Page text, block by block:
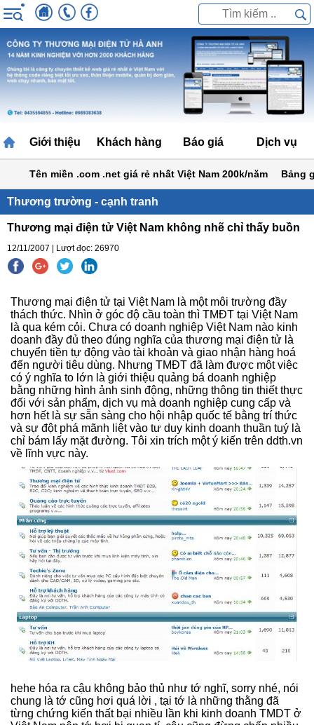
Giới thiệu Khách hàng Báo giá Dịch vụ
Tên miền .com .net giá rẻ nhất Việt Nam 200k/năm Bảng giá
Thương trường - cạnh tranh
Thương mại điện tử Việt Nam không nhẽ chỉ thấy buồn
12/11/2007 | Lượt đọc: 26970
Thương mại điện tử tại Việt Nam là một môi trường đầy
thách thức. Nhìn ở góc độ cầu toàn thì TMĐT tại Việt Nam
là qua kém cỏi. Chưa có doanh nghiệp Việt Nam nào kinh
doanh đầy đủ theo đúng nghĩa của thương mại điện tử là
chuyển tiền tự động vào tài khoản và giao nhận hàng hoá
đến người tiêu dùng. Nhưng TMĐT đã làm được một việc
có ý nghĩa to lớn là giới thiệu quảng bá doanh nghiệp
bằng những hình ảnh sinh động, những thông tin thiết thực
đối với sản phẩm, dịch vụ mà doanh nghiệp cung cấp và
hơn hết là sự sẵn sàng cho hội nhập quốc tế bằng trí thức
và sự đột phá mãnh liệt vào tư duy kinh doanh thuần tuý là
chỉ bám lấy mặt đường. Tôi xin trích một ý kiến trên ddth.vn
về lĩnh vực này.
hehe hóa ra cậu không bảo thủ như tớ nghĩ, sorry nhé, nói
chung là tớ cũng hơi quá lời , tại tớ là những thằng đã
từng chứng kiến thất bại nhiều lần khi kinh doanh TMDT ở